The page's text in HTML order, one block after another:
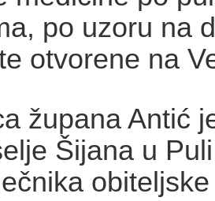
po uzoru na
otvorene na
župana Antić
Šijana u